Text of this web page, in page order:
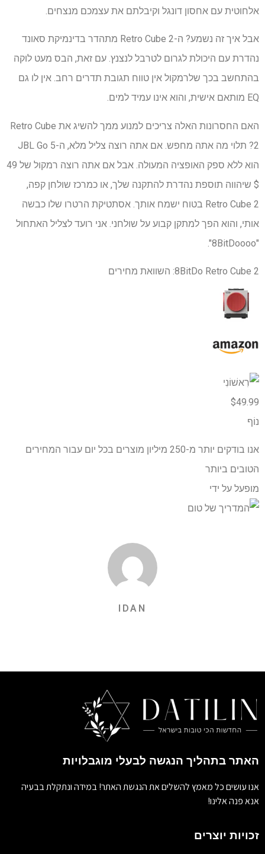
אלחוטית עם אחסון דונגל וקיבלתם את עצמכם מנצחים.
אבל איך זה נשמע? ה-Retro Cube 2 מתהדר בדינמיקת סאונד
נהדרת עם היכולת לגרום לטרבל לנצנץ. עם זאת, הבס מעט לוקה
בהתחשב בכך שלרמקול אין טווח תגובת תדרים רחב. אין לו גם
EQ מותאם אישית, והוא אינו עמיד למים.
האם החסרונות האלה צריכים למנוע ממך להשיג את Retro Cube
2? תלוי מה אתה מחפש. אם אתה רוצה צליל מלא, ה-JBL Go 5
הוא ללא ספק האופציה המעולה. אבל אם אתה רוצה רמקול של 49
$ שיהווה תוספת נהדרת להתקנה שלך, או כמרכז שולחן קפה,
Retro Cube 2 בטוח ישמח אותך. אסתטיקת הרטרו שלו כבשה
אותי, והוא הפך למתקן קבוע על שולחני. אני רועד לצליל האתחול
"8BitDoooo".
8BitDo Retro Cube 2: השוואת מחירים
$49.99
נוֹף
אנו בודקים יותר מ-250 מיליון מוצרים בכל יום עבור המחירים
הטובים ביותר
מופעל על ידי
IDAN
האתר בתהליך הנגשה לבעלי מוגבלויות
אנו עושים כל מאמץ להשלים את הנגשת האתר! במידה ונתקלת בבעיה
אנא פנה אלינו!
זכויות יוצרים